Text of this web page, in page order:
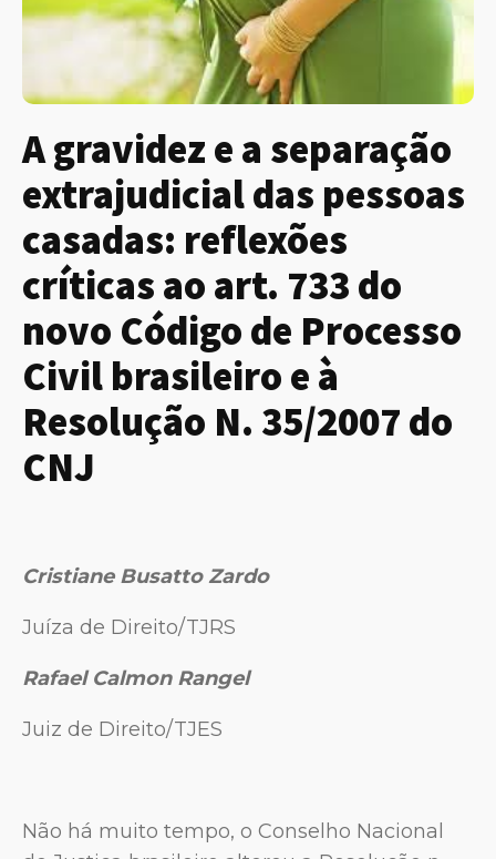
A gravidez e a separação
extrajudicial das pessoas
casadas: reflexões
críticas ao art. 733 do
novo Código de Processo
Civil brasileiro e à
Resolução N. 35/2007 do
CNJ
Cristiane Busatto Zardo
Juíza de Direito/TJRS
Rafael Calmon Rangel
Juiz de Direito/TJES
Não há muito tempo, o Conselho Nacional